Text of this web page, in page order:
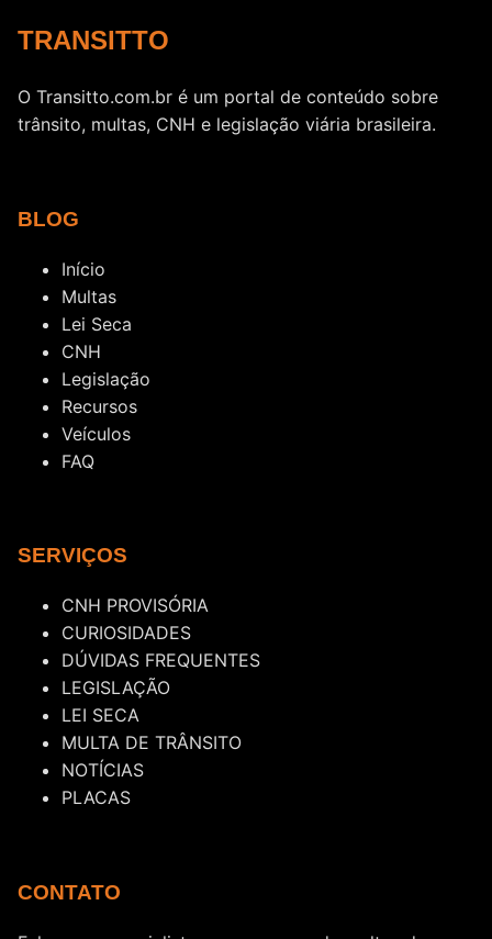
TRANSITTO
O Transitto.com.br é um portal de conteúdo sobre
trânsito, multas, CNH e legislação viária brasileira.
BLOG
Início
Multas
Lei Seca
CNH
Legislação
Recursos
Veículos
FAQ
SERVIÇOS
CNH PROVISÓRIA
CURIOSIDADES
DÚVIDAS FREQUENTES
LEGISLAÇÃO
LEI SECA
MULTA DE TRÂNSITO
NOTÍCIAS
PLACAS
CONTATO